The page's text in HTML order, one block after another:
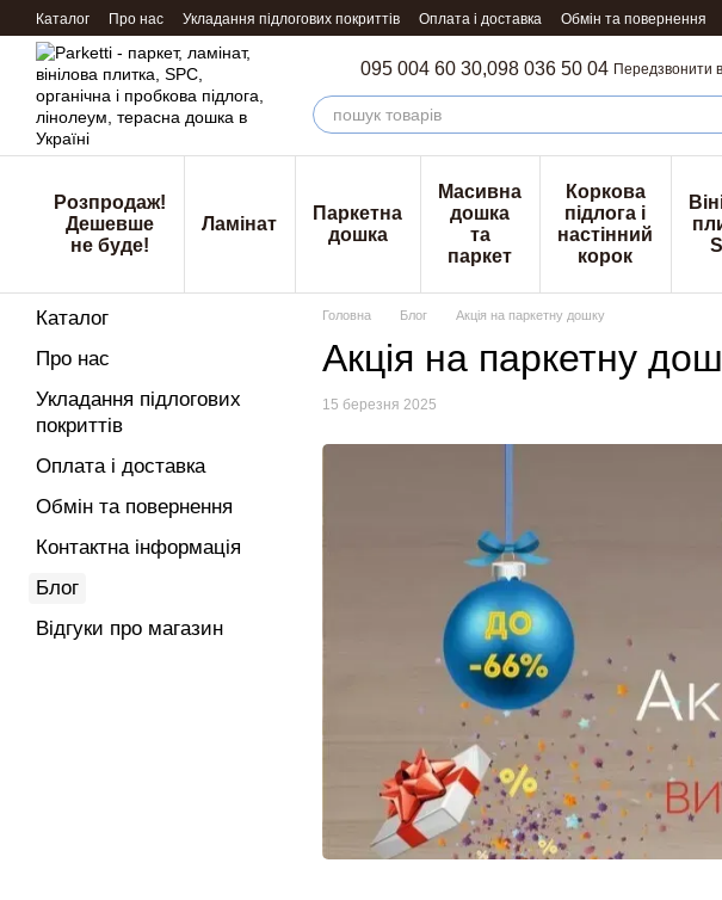
Перейти к основному контенту
Каталог Про нас Укладання підлогових покриттів Оплата і доставка Обмін та повернення
095 004 60 30,098 036 50 04 Передзвонити
Розпродаж!
Дешевше
не буде!
Ламінат
Паркетна
дошка
Масивна
дошка
та
паркет
Коркова
підлога і
настінний
корок
Головна Блог Акція на паркетну дошку
Акція на паркетну
15 березня 2025
Каталог
Про нас
Укладання підлогових
покриттів
Оплата і доставка
Обмін та повернення
Контактна інформація
Блог
Відгуки про магазин